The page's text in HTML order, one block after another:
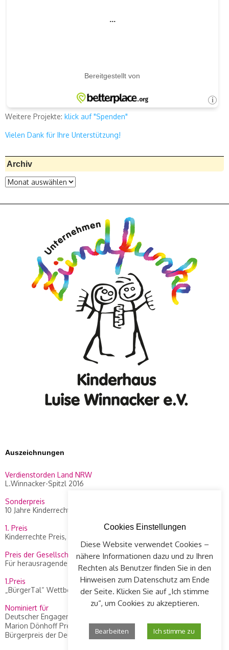
Weitere Projekte: klick auf "Spenden"
Vielen Dank für Ihre Unterstützung!
Archiv
Archiv
Auszeichnungen
Verdienstorden Land NRW
L.Winnacker-Spitzl 2016
Sonderpreis
10 Jahre Kinderrechte Preis, WDR 2014
1. Preis
Kinderrechte Preis, WDR 2010
Preis der Gesellschaft Concordia
Für herausragendes Engagement an L. Winnacker-Spitzl, 2012
1.Preis
„BürgerTal“ Wettbewerb, 2008
Nominiert für
Deutscher Engagement Preis 2015
Marion Dönhoff Preis, Die Zeit, 2013
Bürgerpreis der Deutschen Zeitungen, 2010
Cookies Einstellungen
Diese Website verwendet Cookies –
nähere Informationen dazu und zu Ihren
Rechten als Benutzer finden Sie in den
Hinweisen zum Datenschutz am Ende
der Seite. Klicken Sie auf „Ich stimme
zu“, um Cookies zu akzeptieren.
Bearbeiten Ich stimme zu